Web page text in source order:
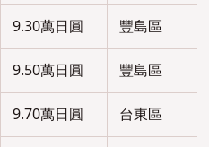
9.30萬日圓 豐島區
9.50萬日圓 豐島區
9.70萬日圓 台東區